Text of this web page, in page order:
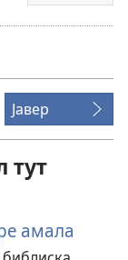
башо
Јавер
тут
амала